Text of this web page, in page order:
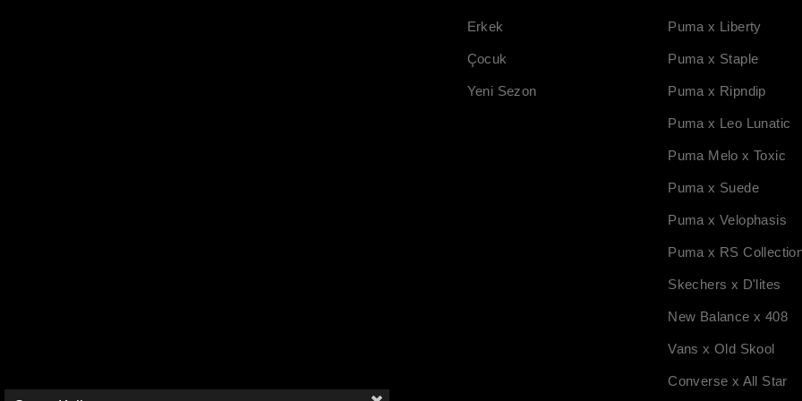
Erkek
Çocuk
Yeni Sezon
Puma x Liberty
Puma x Staple
Puma x Ripndip
Puma x Leo Lunatic
Puma Melo x Toxic
Puma x Suede
Puma x Velophasis
Puma x RS
Skechers x D'lites
New Balance x 408
Vans x Old Skool
Converse x All Star